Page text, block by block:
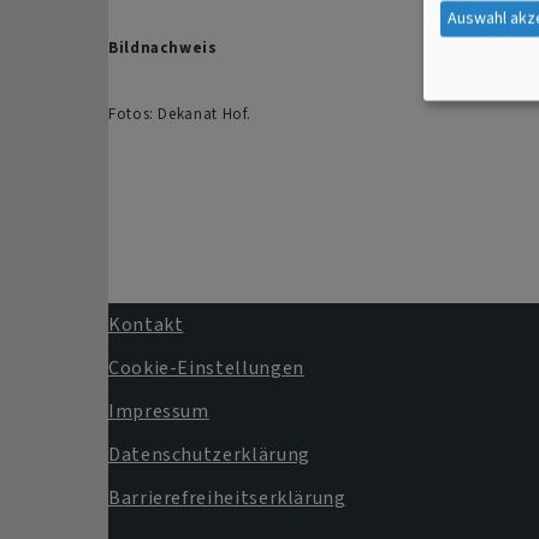
Bildnachweis
Fotos: Dekanat Hof.
Fußbereichsmenü
Kontakt
Cookie-Einstellungen
Impressum
Datenschutzerklärung
Barrierefreiheitserklärung
Auswahl